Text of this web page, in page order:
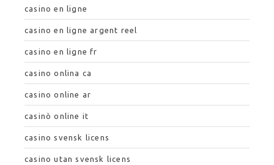
casino en ligne
casino en ligne argent reel
casino en ligne fr
casino onlina ca
casino online ar
casinò online it
casino svensk licens
casino utan svensk licens